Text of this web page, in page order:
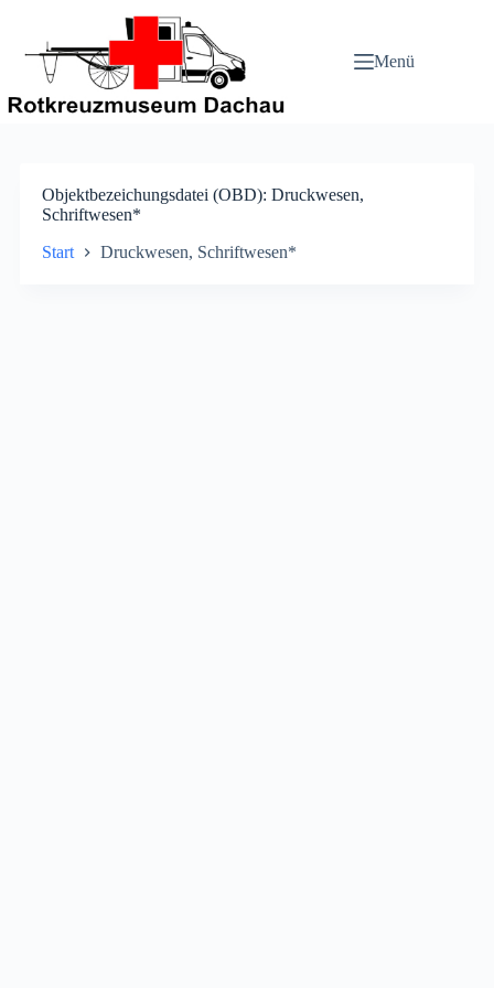
springen
Menü
Objektbezeichungsdatei (OBD) Druckwesen,
Schriftwesen*
Start Druckwesen, Schriftwesen*